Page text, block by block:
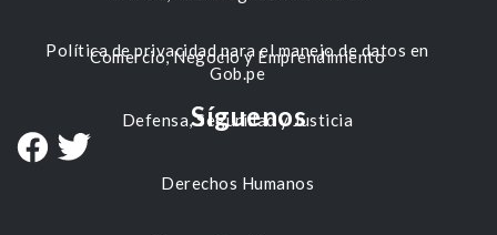
Comercio, Negocio y Emprendimiento
Defensa, Seguridad y Justicia
Derechos Humanos
Política de privacidad para el manejo de datos en
Gob.pe
Síguenos